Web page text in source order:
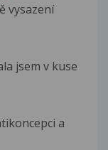
vysazení
jsem v kuse
a